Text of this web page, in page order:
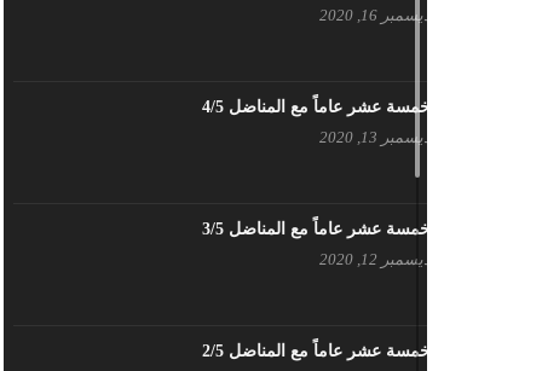
بيان حزب اليسار الديمقراطي السوري
تنويه صادر عن المكتب الإعلامي لحزب
بطاقة تهنئة – حزب اليسار الديمقراطي
ديسمبر 16, 2020
خمسة عشر عاماً مع المناضل 4/5
ديسمبر 13, 2020
خمسة عشر عاماً مع المناضل 3/5
ديسمبر 12, 2020
خمسة عشر عاماً مع المناضل 2/5